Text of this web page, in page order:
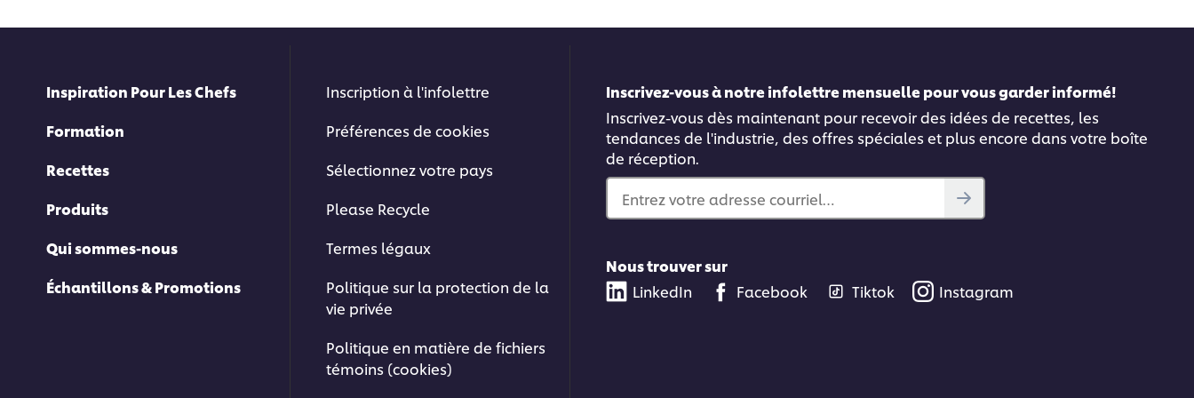
Inspiration Pour Les Chefs
Formation
Recettes
Produits
Qui sommes-nous
Échantillons & Promotions
Inscription à l'infolettre
Préférences de cookies
Sélectionnez votre pays
Please Recycle
Termes légaux
Politique sur la protection de la
vie privée
Politique en matière de fichiers
témoins (cookies)
Inscrivez-vous à notre infolettre mensuelle pour vous garder informé!
Inscrivez-vous dès maintenant pour recevoir des idées de recettes, les
tendances de l'industrie, des offres spéciales et plus encore dans votre boîte
de réception.
Entrez votre adresse courriel…
Nous trouver sur
LinkedIn
Facebook Tiktok Instagram